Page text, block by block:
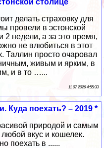
делать страховку для
провели в эстонской
2 недели, а за это время,
не влюбиться в этот
Таллин просто очаровал
живым и ярким, в
и в то …...
11 07 2026 4:55:33
Куда поехать? – 2019 *
природой и самым
вкус и кошелек.
поехать в ......